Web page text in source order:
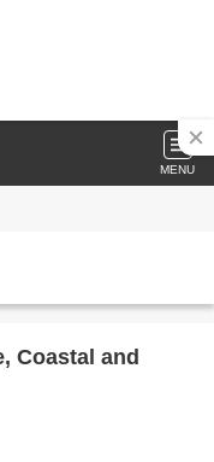
MENU
Coastal and